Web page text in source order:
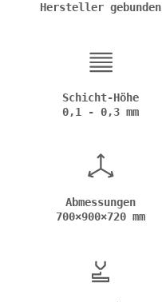
Hersteller gebunden
Schicht-Höhe
0,1 - 0,3 mm
Abmessungen
700×900×720 mm